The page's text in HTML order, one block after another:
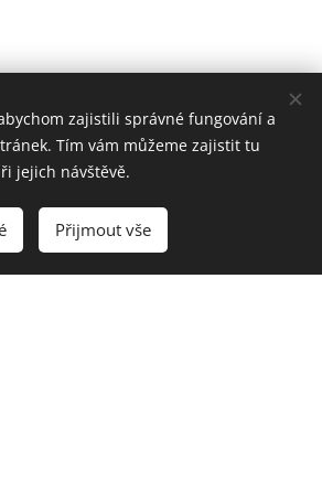
zajistili správné fungování a
Tím vám můžeme zajistit tu
jejich návštěvě.
Přijmout vše